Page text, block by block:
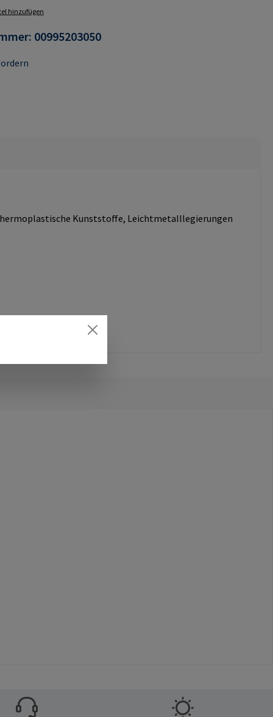
hinzufügen
00995203050
Kunststoffe, Leichtmetalllegierungen